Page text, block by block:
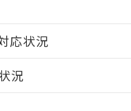
以上
質による影響
ます。
ログイン/会員登録
応状況
・凡例
況
月12日より割愛しておりま